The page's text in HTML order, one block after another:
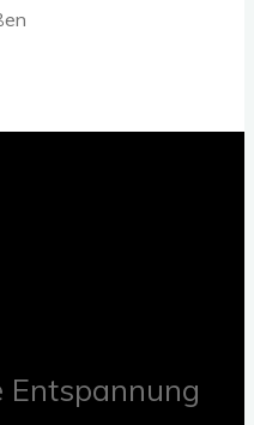
Entspannung